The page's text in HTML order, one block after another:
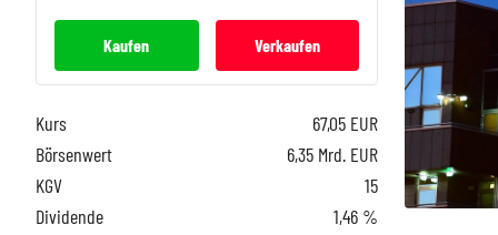
Kaufen Verkaufen
Kurs 67,05 EUR
Börsenwert
6,35 Mrd. EUR
KGV
15
Dividende
1,46 %